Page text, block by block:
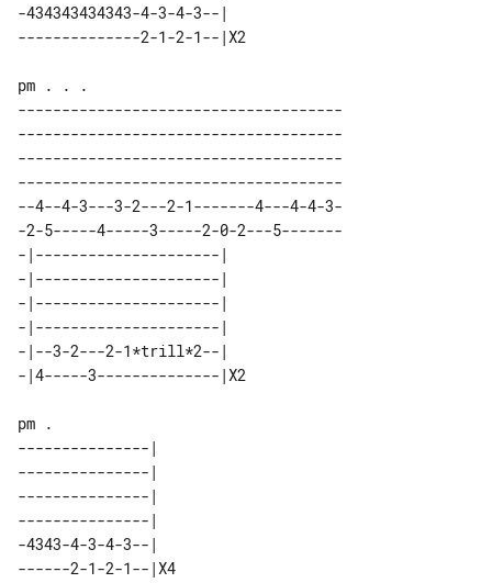
-434343434343-4-3-4-3--|
-------------------------------------
-------------------------------------
-------------------------------------
-------------------------------------
--4--4-3---3-2---2-1-------4---4-4-3-
-2-5-----4-----3-----2-0-2---5-------
-|---------------------|
-|---------------------|
-|---------------------|
-|---------------------|
-|--3-2---2-1*trill*2--|
---------------|
---------------|
---------------|
---------------|
-4343-4-3-4-3--|